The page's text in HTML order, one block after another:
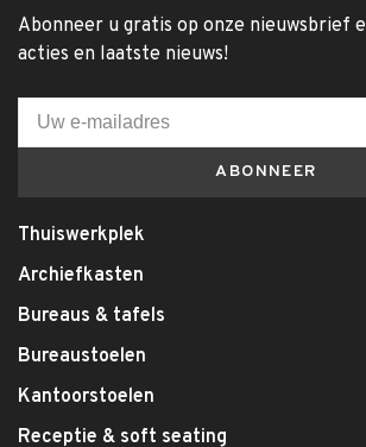
Abonneer u gratis op onze nieuwsbrief
acties en laatste nieuws!
ABONNEER
Thuiswerkplek
Archiefkasten
Bureaus & tafels
Bureaustoelen
Kantoorstoelen
Receptie & soft seating